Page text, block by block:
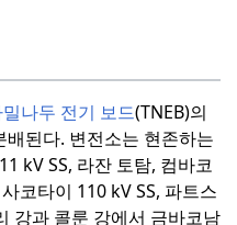
나두 전기 보드(TNEB)의
배된다. 변전소는 현존하는
kV SS, 라잔 토탐, 컴바코
코타이 110 kV SS, 파트스
강과 콜룬 강에서 금바코남